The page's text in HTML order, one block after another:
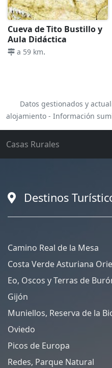
Cueva de Tito Bustillo y
Aula Didáctica
a 59 km.
Datos gestionados y
alojamiento - Información
Casas Rurales
Destinos
Camino Real de la Mesa
Costa Verde Asturiana
Eo, Oscos y Terras de
Gijón
Muniellos, Reserva de la
Oviedo
Picos de Europa
Redes, Parque Natural